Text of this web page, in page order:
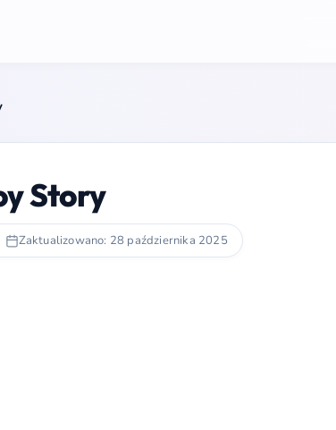
Story
Zaktualizowano: 28 października 2025